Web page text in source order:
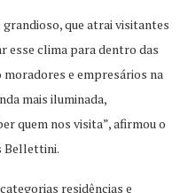
que atrai visitantes
esse clima para dentro das
e empresários na
mais iluminada,
quem nos visita”, afirmou o
Bellettini.
residências e